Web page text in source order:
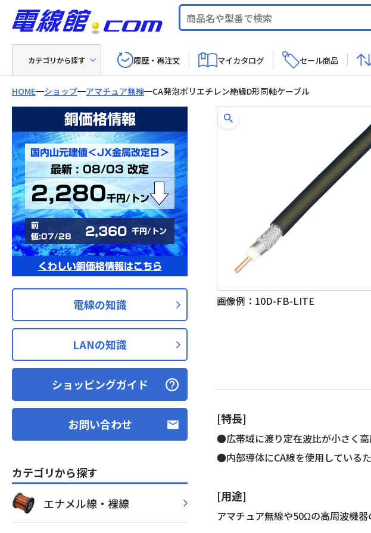
カテゴリから探す 履歴・再注文 マイカタログ セール商品
HOME ショップ アマチュア無線 CA発泡ポリエチレン絶縁D形同軸ケーブル
銅価格情報
国内山元建値＜JX金属改定日＞
最新 : 08/03 改定
2,280千円/トン
前
値:07/28
2,360 千円/トン
くわしい銅価格情報はこちら
電線の知識
LANの知識
ショッピングガイド
お問い合わせ
カテゴリから探す
エナメル線・裸線
画像例：10D-FB-LITE
[特長]
●広帯域に渡り定在波比が小さく高
●内部導体にCA線を使用している
[用途]
アマチュア無線や50Ωの高周波機